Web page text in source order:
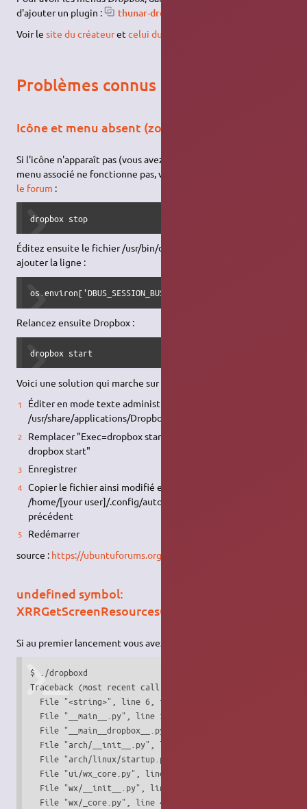
d'ajouter un plugin :
thunar-dropbox-plugin
Voir lesite du créateuretcelui du paquet
Problèmes connus
Icône et menu absent (zone de notification)
Si l'icône n'apparaît pas (vous avez un carré à la place) et que le
menu associé ne fonctionne pas, voici une solution
le forum :
dropbox stop
Éditez ensuite le fichier /usr/bin/dropbox et sous import os,
ajouter la ligne :
os.environ['DBUS_SESSION_BUS_ADDRESS'] = ""
Relancez ensuite Dropbox :
dropbox start
Voici une solution qui marche sur Xubuntu 18.04 LTS:
Éditer en mode texte administrateur le fichier
/usr/share/applications/Dropbox
Remplacer "Exec=dropbox stari -i" par "Exec=dbus-launch
dropbox start"
Enregistrer
Copier le fichier ainsi modifié et le coller dans le dossier
/home/[your user]/.config/autostart en écrasant le
précédent
Redémarrer
source : https://ubuntuforums.org/showthread.php?t=2364904
undefined symbol:
XRRGetScreenResourcesCurrent
Si au premier lancement vous avez cette erreur :
$ ./dropboxd
Traceback (most recent call last):
  File "<string>", line 6, in <module>
  File "__main__.py", line 105, in <module>
  File "__main__dropbox__.py", line 2, in <module>
  File "arch/__init__.py", line 19, in <module>
  File "arch/linux/startup.py", line 11, in <module>
  File "ui/wx_core.py", line 4, in <module>
  File "wx/__init__.py", line 45, in <module>
  File "wx/_core.py", line 4, in <module>